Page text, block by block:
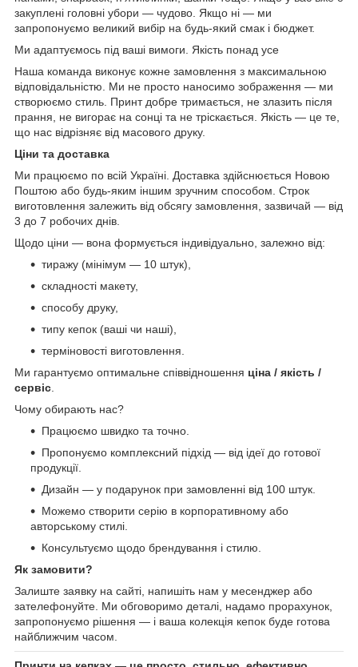
закуплені головні убори — чудово. Якщо ні — ми
запропонуємо великий вибір на будь-який смак і бюджет.
Ми адаптуємось під ваші вимоги. Якість понад усе
Наша команда виконує кожне замовлення з максимальною
відповідальністю. Ми не просто наносимо зображення — ми
створюємо стиль. Принт добре тримається, не злазить після
прання, не вигорає на сонці та не тріскається. Якість — це те,
що нас відрізняє від масового друку.
Ціни та доставка
Ми працюємо по всій Україні. Доставка здійснюється Новою
Поштою або будь-яким іншим зручним способом. Строк
виготовлення залежить від обсягу замовлення, зазвичай — від
3 до 7 робочих днів.
Щодо ціни — вона формується індивідуально, залежно від:
тиражу (мінімум — 10 штук),
складності макету,
способу друку,
типу кепок (ваші чи наші),
терміновості виготовлення.
Ми гарантуємо оптимальне співвідношення ціна / якість /
сервіс.
Чому обирають нас?
Працюємо швидко та точно.
Пропонуємо комплексний підхід — від ідеї до готової
продукції.
Дизайн — у подарунок при замовленні від 100 штук.
Можемо створити серію в корпоративному або
авторському стилі.
Консультуємо щодо брендування і стилю.
Як замовити?
Залиште заявку на сайті, напишіть нам у месенджер або
зателефонуйте. Ми обговоримо деталі, надамо прорахунок,
запропонуємо рішення — і ваша колекція кепок буде готова
найближчим часом.